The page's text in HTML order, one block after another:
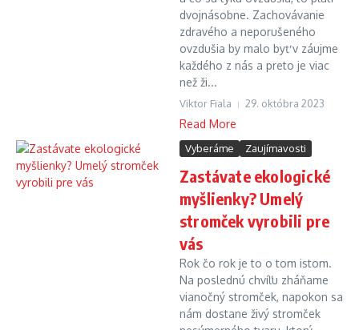
dvojnásobne. Zachovávanie
zdravého a neporušeného
ovzdušia by malo byť v záujme
každého z nás a preto je viac
než ži...
Viktor Fiala 29. októbra 2023
Read More
Vyberáme Zaujímavosti
Zastávate ekologické
myšlienky? Umelý
stromček vyrobili pre
vás
Rok čo rok je to o tom istom.
Na poslednú chvíľu zháňame
vianočný stromček, napokon sa
nám dostane živý stromček